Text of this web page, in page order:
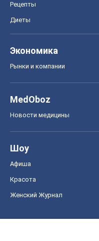
Рецепты
Диеты
Экономика
Рынки и компании
MedOboz
Новости медицины
Шоу
Афиша
Красота
Женский Журнал